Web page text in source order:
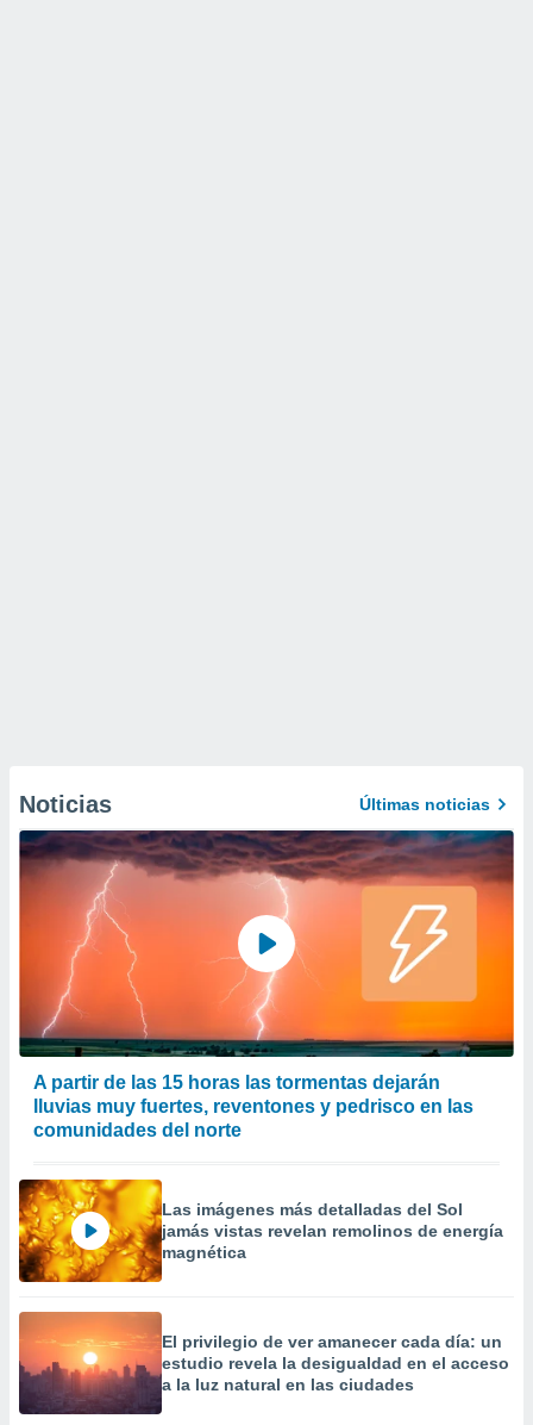
Noticias Últimas noticias
A partir de las 15 horas las tormentas dejarán
lluvias muy fuertes, reventones y pedrisco en las
comunidades del norte
Las imágenes más detalladas del Sol
jamás vistas revelan remolinos de energía
magnética
El privilegio de ver amanecer cada día: un
estudio revela la desigualdad en el acceso
a la luz natural en las ciudades